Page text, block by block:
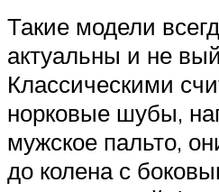
Такие модели
актуальны и не
Классическими
норковые шубы,
мужское пальто,
до колена с